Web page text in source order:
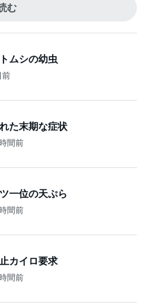
む
ムシの幼虫
前
た末期な症状
間前
一位の天ぷら
間前
カイロ要求
間前